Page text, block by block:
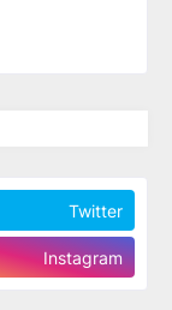
Twitter
Instagram